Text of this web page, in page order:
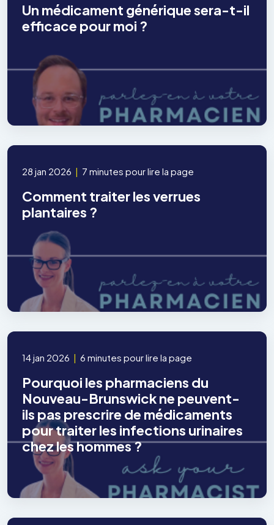
Un médicament générique sera-t-il
efficace pour moi ?
28 jan 2026 | 7 minutes pour lire la page
Comment traiter les verrues
plantaires ?
14 jan 2026 | 6 minutes pour lire la page
Pourquoi les pharmaciens du
Nouveau-Brunswick ne peuvent-
ils pas prescrire de médicaments
pour traiter les infections urinaires
chez les hommes ?